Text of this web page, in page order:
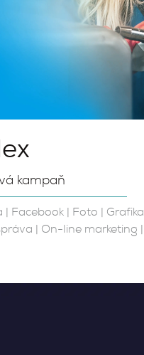
kampaň
| Facebook| Foto | Grafika
| On-line marketing |